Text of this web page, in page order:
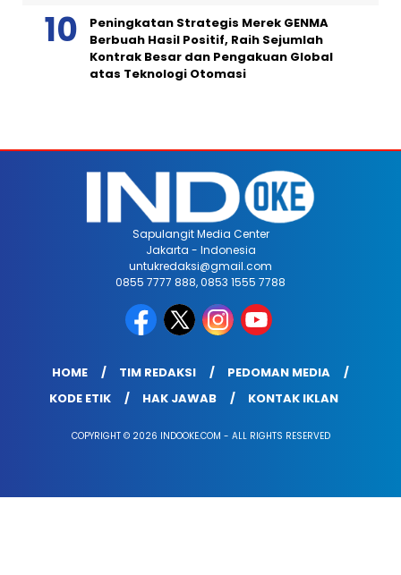
Peningkatan Strategis Merek GENMA
Berbuah Hasil Positif, Raih Sejumlah
Kontrak Besar dan Pengakuan Global
atas Teknologi Otomasi
Sapulangit Media Center
Jakarta - Indonesia
untukredaksi@gmail.com
0855 7777 888, 0853 1555 7788
HOME TIM REDAKSI
PEDOMAN MEDIA
KODE ETIK
HAK JAWAB KONTAK IKLAN
COPYRIGHT © 2026 INDOOKE.COM - ALL RIGHTS RESERVED